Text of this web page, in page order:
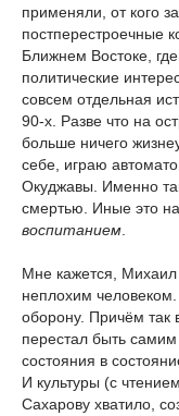
применяли, от кого
постперестроечные
Ближнем Востоке,
политические
совсем отдельная
90-х. Разве что на
больше ничего
себе, играю
Окуджавы. Именно
смертью. Иные это
воспитанием
Мне кажется,
неплохим
оборону. Причём так
перестал быть
состояния в
И культуры (с
Сахарову хватило,